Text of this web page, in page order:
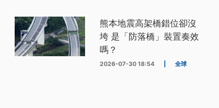
熊本地震高架橋錯位卻沒
垮 是「防落橋」裝置奏效
嗎？
2026-07-30 18:54 全球